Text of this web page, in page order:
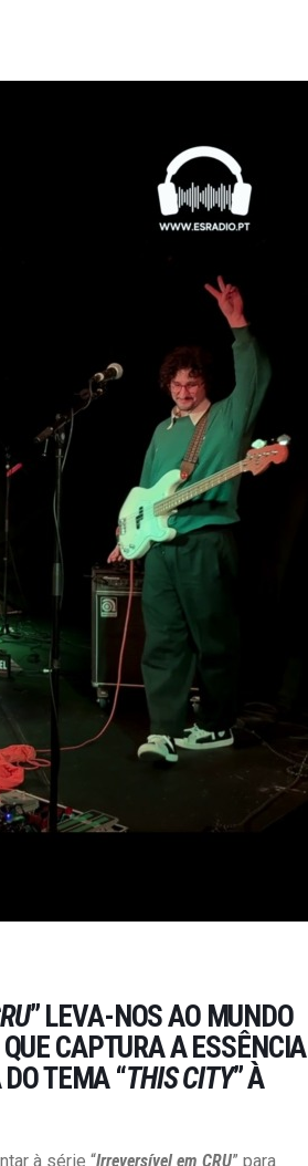
” LEVA-NOS AO MUNDO
CAPTURA A ESSÊNCIA
TEMA “THIS CITY” À
à série “Irreversível em CRU” para